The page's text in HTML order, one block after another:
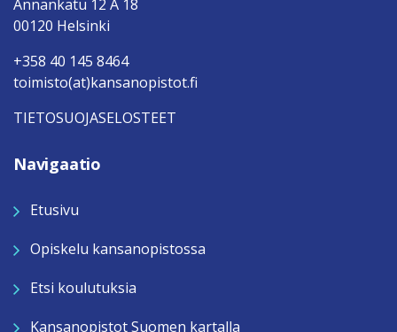
Annankatu 12 A 18
00120 Helsinki
+358 40 145 8464
toimisto(at)kansanopistot.fi
TIETOSUOJASELOSTEET
Navigaatio
Etusivu
Opiskelu kansanopistossa
Etsi koulutuksia
Kansanopistot Suomen kartalla